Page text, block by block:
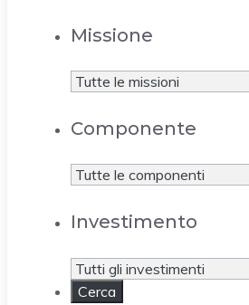
Missione
Componente
Investimento